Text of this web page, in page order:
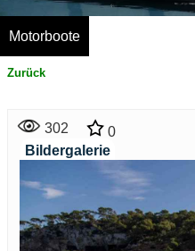
Motorboote
Zurück
302 0
Bildergalerie